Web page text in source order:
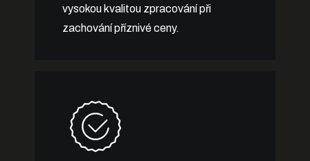
vysokou kvalitou zpracování při
zachování příznivé ceny.